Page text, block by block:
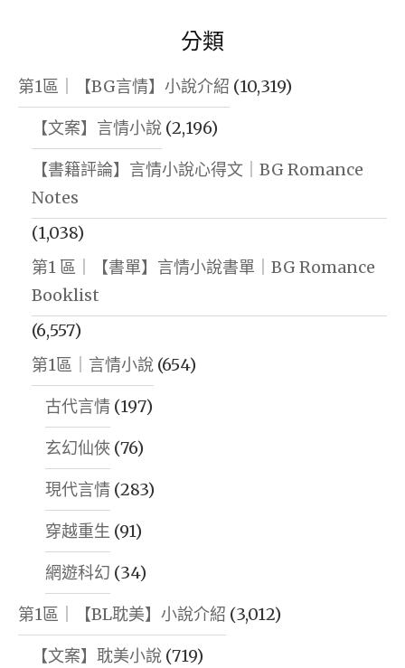
分類
第1區｜【BG言情】小說介紹 (10,319)
【文案】言情小說 (2,196)
【書籍評論】言情小說心得文｜BG Romance
Notes
(1,038)
第1 區｜【書單】言情小說書單｜BG Romance
Booklist
(6,557)
第1區｜言情小說 (654)
古代言情 (197)
玄幻仙俠 (76)
現代言情 (283)
穿越重生 (91)
網遊科幻 (34)
第1區｜【BL耽美】小說介紹 (3,012)
【文案】耽美小說 (719)